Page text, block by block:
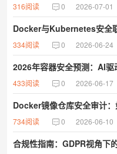
316阅读 0 2026-07-01
Docker与Kubernetes安全
334阅读 0 2026-06-24
2026年容器安全预测：AI
433阅读 0 2026-06-17
Docker镜像仓库安全审计：
734阅读 0 2026-06-10
合规性指南：GDPR视角下